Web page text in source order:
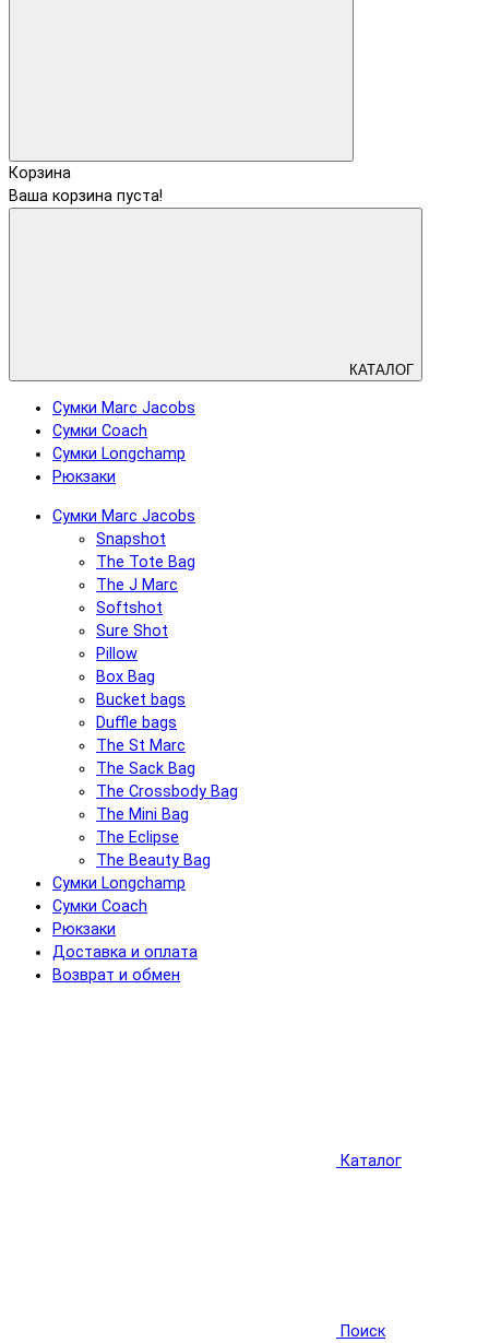
Корзина
Ваша корзина пуста!
КАТАЛОГ
Сумки Marc Jacobs
Сумки Coach
Сумки Longchamp
Рюкзаки
Сумки Marc Jacobs
Snapshot
The Tote Bag
The J Marc
Softshot
Sure Shot
Pillow
Box Bag
Bucket bags
Duffle bags
The St Marc
The Sack Bag
The Crossbody Bag
The Mini Bag
The Eclipse
The Beauty Bag
Сумки Longchamp
Сумки Coach
Рюкзаки
Доставка и оплата
Возврат и обмен
Каталог
Поиск